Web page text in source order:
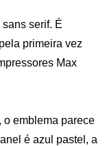
serif. É
primeira vez
Max
o emblema parece
é azul pastel, a